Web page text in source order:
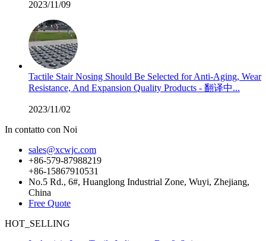
2023/11/09
Tactile Stair Nosing Should Be Selected for Anti-Aging, Wear
Resistance, And Expansion Quality Products - 翻译中...
2023/11/02
In contatto con Noi
sales@xcwjc.com
+86-579-87988219
+86-15867910531
No.5 Rd., 6#, Huanglong Industrial Zone, Wuyi, Zhejiang,
China
Free Quote
HOT_SELLING